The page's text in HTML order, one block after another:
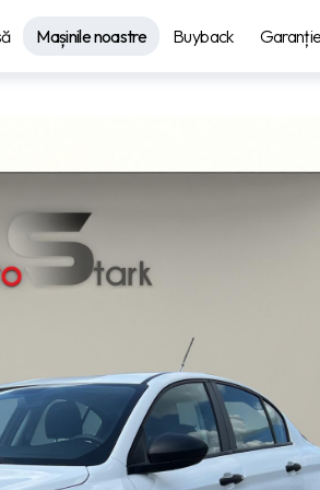
Mașinile noastre Buyback Garanție